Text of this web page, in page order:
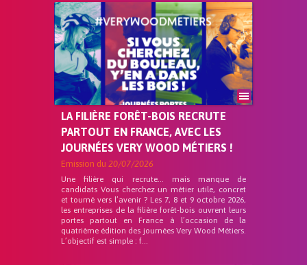
LA FILIÈRE FORÊT-BOIS RECRUTE
PARTOUT EN FRANCE, AVEC LES
JOURNÉES VERY WOOD MÉTIERS !
Emission du 20/07/2026
Une filière qui recrute… mais manque de
candidats Vous cherchez un métier utile, concret
et tourné vers l’avenir ? Les 7, 8 et 9 octobre 2026,
les entreprises de la filière forêt-bois ouvrent leurs
portes partout en France à l’occasion de la
quatrième édition des journées Very Wood Métiers.
L’objectif est simple : f...